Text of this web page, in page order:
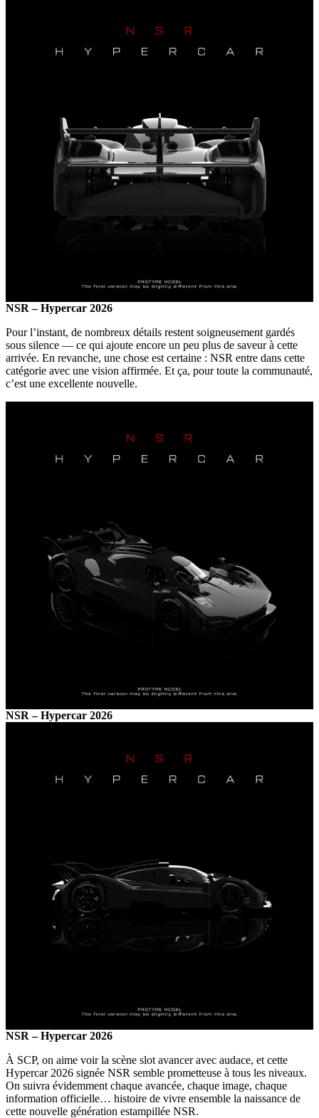
NSR – Hypercar 2026
Pour l’instant, de nombreux détails restent soigneusement gardés
sous silence — ce qui ajoute encore un peu plus de saveur à cette
arrivée. En revanche, une chose est certaine : NSR entre dans cette
catégorie avec une vision affirmée. Et ça, pour toute la communauté,
c’est une excellente nouvelle.
NSR – Hypercar 2026
NSR – Hypercar 2026
À SCP, on aime voir la scène slot avancer avec audace, et cette
Hypercar 2026 signée NSR semble prometteuse à tous les niveaux.
On suivra évidemment chaque avancée, chaque image, chaque
information officielle… histoire de vivre ensemble la naissance de
cette nouvelle génération estampillée NSR.